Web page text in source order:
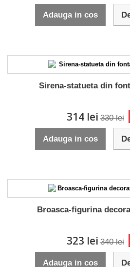
Adauga in cos
Sirena-statueta din
314 lei 330 lei
Adauga in cos
Broasca-figurina
323 lei 340 lei
Adauga in cos